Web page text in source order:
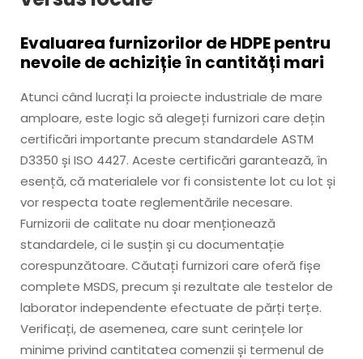
Evaluarea furnizorilor de HDPE pentru
nevoile de achiziție în cantități mari
Atunci când lucrați la proiecte industriale de mare
amploare, este logic să alegeți furnizori care dețin
certificări importante precum standardele ASTM
D3350 și ISO 4427. Aceste certificări garantează, în
esență, că materialele vor fi consistente lot cu lot și
vor respecta toate reglementările necesare.
Furnizorii de calitate nu doar menționează
standardele, ci le susțin și cu documentație
corespunzătoare. Căutați furnizori care oferă fișe
complete MSDS, precum și rezultate ale testelor de
laborator independente efectuate de părți terțe.
Verificați, de asemenea, care sunt cerințele lor
minime privind cantitatea comenzii și termenul de